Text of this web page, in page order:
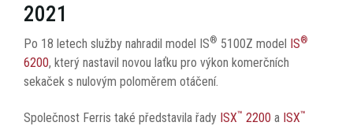
2021
Po 18 letech služby nahradil model IS® 5100Z model IS®
6200, který nastavil novou laťku pro výkon komerčních
sekaček s nulovým poloměrem otáčení.
Společnost Ferris také představila řady ISX™ 2200 a ISX™